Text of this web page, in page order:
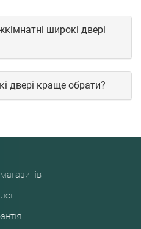
широкі двері
двері краще обрати?